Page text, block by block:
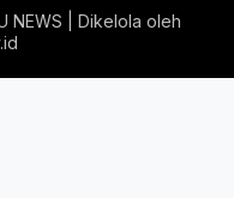
NEWS | Dikelola oleh